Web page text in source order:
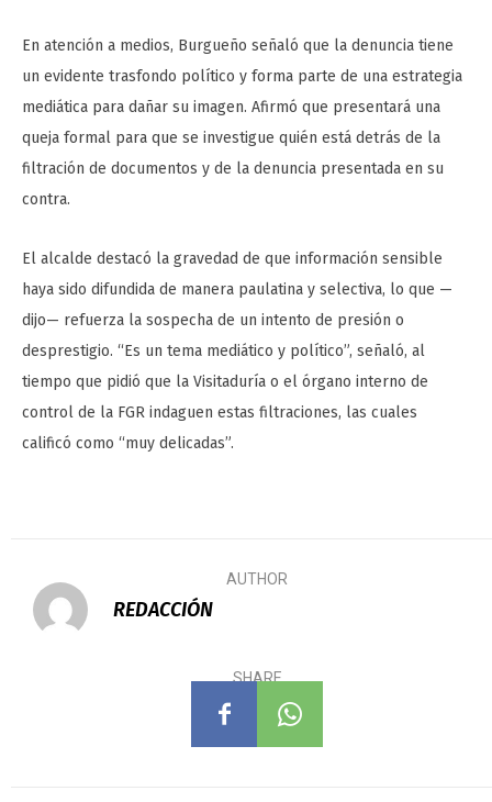
En atención a medios, Burgueño señaló que la denuncia tiene
un evidente trasfondo político y forma parte de una estrategia
mediática para dañar su imagen. Afirmó que presentará una
queja formal para que se investigue quién está detrás de la
filtración de documentos y de la denuncia presentada en su
contra.
El alcalde destacó la gravedad de que información sensible
haya sido difundida de manera paulatina y selectiva, lo que —
dijo— refuerza la sospecha de un intento de presión o
desprestigio. “Es un tema mediático y político”, señaló, al
tiempo que pidió que la Visitaduría o el órgano interno de
control de la FGR indaguen estas filtraciones, las cuales
calificó como “muy delicadas”.
AUTHOR
REDACCIÓN
SHARE